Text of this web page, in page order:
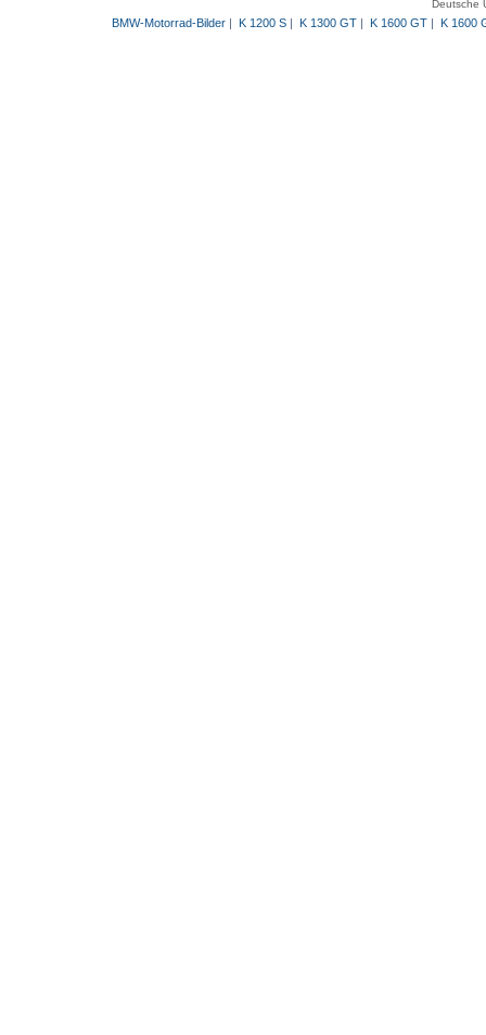
Deutsche
BMW-Motorrad-Bilder| K 1200 S| K 1300 GT| K 1600 GT| K 1600